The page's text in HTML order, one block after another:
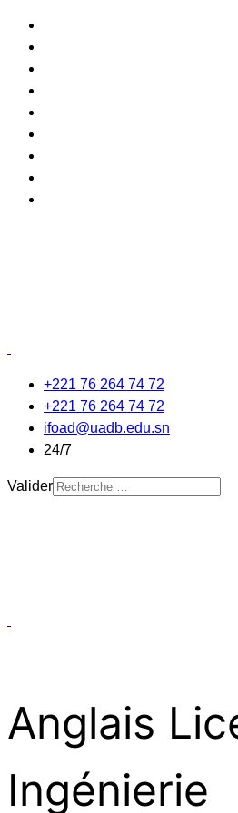
+221 76 264 74 72
+221 76 264 74 72
ifoad@uadb.edu.sn
24/7
Valider
Anglais
Ingénierie